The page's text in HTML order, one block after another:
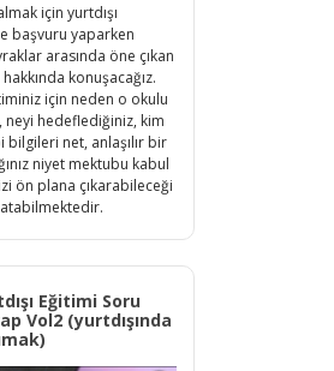
için yurtdışı
başvuru yaparken
arasında öne çıkan
konuşacağız.
için neden o okulu
neyi hedeflediğiniz, kim
bilgileri net, anlaşılır bir
niyet mektubu kabul
ön plana çıkarabileceği
Eğitimi Soru
Vol2 (yurtdışında